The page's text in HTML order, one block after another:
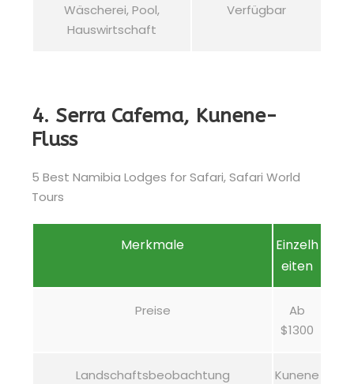
Wäscherei, Pool,
Hauswirtschaft
Verfügbar
4. Serra Cafema, Kunene-
Fluss
Merkmale
Einzelh
eiten
Preise
Ab
$1300
Landschaftsbeobachtung
Kunene